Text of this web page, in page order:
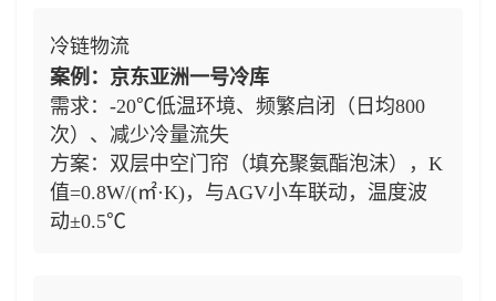
冷链物流
案例：京东亚洲一号冷库
需求：-20℃低温环境、频繁启闭（日均800
次）、减少冷量流失
方案：双层中空门帘（填充聚氨酯泡沫），K
值=0.8W/(㎡·K)，与AGV小车联动，温度波
动±0.5℃